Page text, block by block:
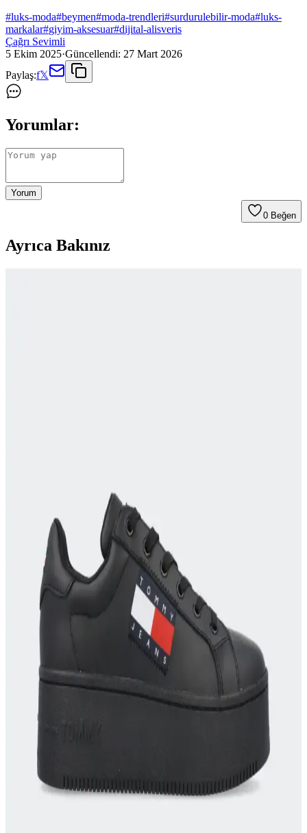
#luks-moda#beymen#moda-trendleri#surdurulebilir-moda#luks-
markalar#giyim-aksesuar#dijital-alisveris
Çağrı Sevimli
5 Ekim 2025·Güncellendi: 27 Mart 2026
Paylaş:f𝕏
Yorumlar:
Yorum
0 Beğen
Ayrıca Bakınız
Sunan Lüks Aksesuar
Vakko şal, %55 pamuk ve %45 ipek içeriğiyle hafif ve lüks dokusu
sayesinde her mevsim şıklık ve konfor sunar, çeşitli
kombinasyonlara uyum sağlar.
GECELİKS Taşlı Lüks Açık Jartiyer Çorap: Şıklık
ve Konforun Modern Buluşması
GECELİKS'in taşlı lüks açık jartiyer çorabı, şıklık ve konforu bir
arada sunar. Siyah renk, dayanıklı malzeme ve feminen detaylarla
öne çıkan bu ürün, modern tarzı ve sürdürülebilirliğiyle dikkat çeker.
Off White Erkek Sweatshirtleri Moda Trendleri ve
Stil Önerileri 2023
Off White erkek sweatshirtleri, modern tasarımları ve trend
detaylarıyla rahatlık ve şıklığı bir arada sunar, stilinizi tamamlar.
Yeezy Slide ve Adidas İşbirliği Moda Dünyasında
Yenilikçi Bir Trend Yaratıyor
Yeezy Slide ve Adidas ortaklığı, minimalist tasarım ve konforu bir
araya getirerek moda dünyasında yeni standartlar belirliyor, global